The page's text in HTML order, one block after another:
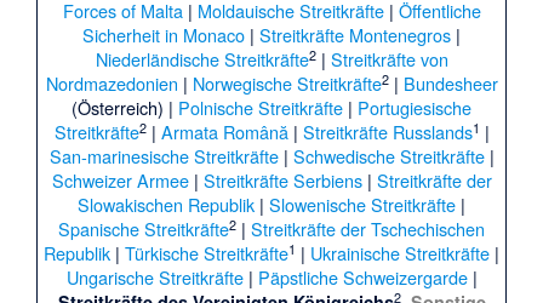
Forces of Malta| Moldauische Streitkräfte| Öffentliche
Sicherheit in Monaco | Streitkräfte Montenegros |
Niederländische Streitkräfte2| Streitkräfte von
Nordmazedonien | Norwegische Streitkräfte2| Bundesheer
(Österreich) | Polnische Streitkräfte | Portugiesische
Streitkräfte2| Armata Română| Streitkräfte Russlands1 |
San-marinesische Streitkräfte| Schwedische Streitkräfte|
Schweizer Armee| Streitkräfte Serbiens| Streitkräfte der
Slowakischen Republik | Slowenische Streitkräfte |
Spanische Streitkräfte2 | Streitkräfte der Tschechischen
Republik | Türkische Streitkräfte1 | Ukrainische Streitkräfte |
Ungarische Streitkräfte| Päpstliche Schweizergarde|
2